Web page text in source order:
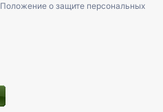
Положение о защите персональных